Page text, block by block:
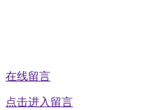
在线留言
点击进入留言